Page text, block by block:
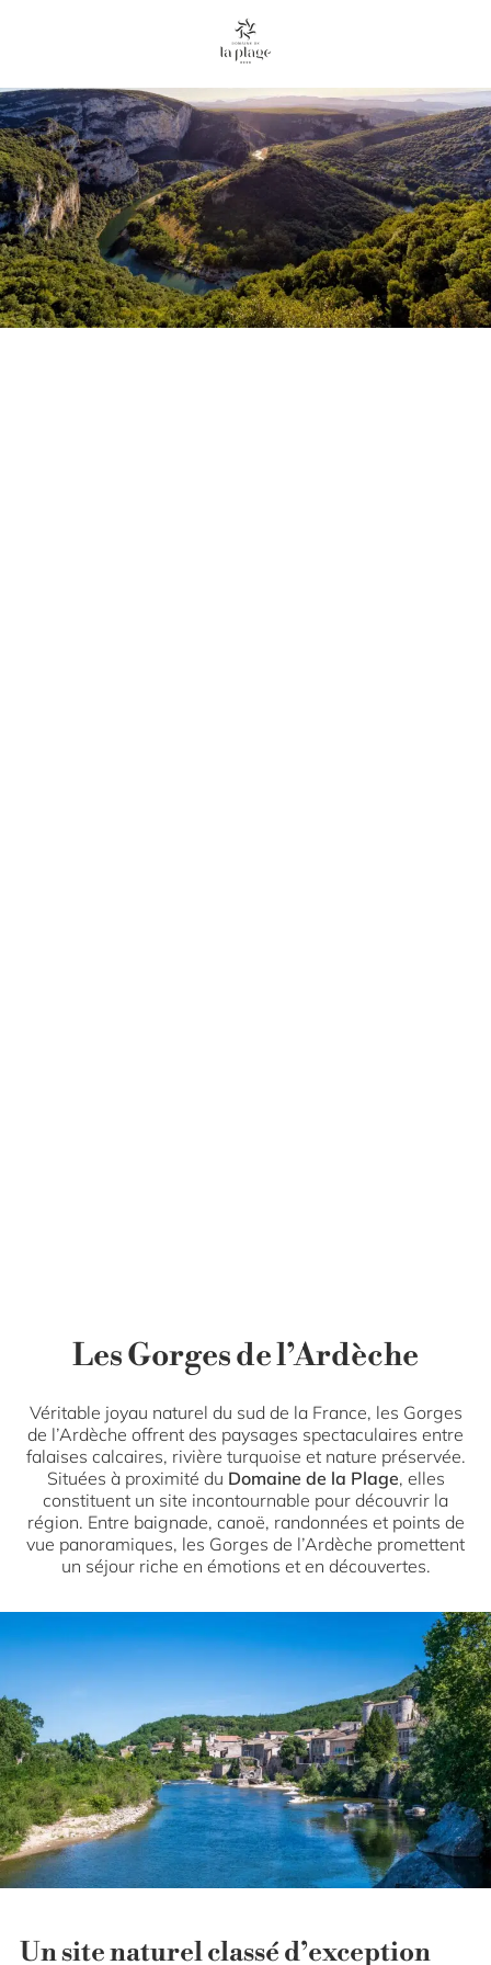
Les Gorges de l’Ardèche
Véritable joyau naturel du sud de la France, les Gorges
de l’Ardèche offrent des paysages spectaculaires entre
falaises calcaires, rivière turquoise et nature préservée.
Situées à proximité du Domaine de la Plage, elles
constituent un site incontournable pour découvrir la
région. Entre baignade, canoë, randonnées et points de
vue panoramiques, les Gorges de l’Ardèche promettent
un séjour riche en émotions et en découvertes.
Un site naturel classé d’exception